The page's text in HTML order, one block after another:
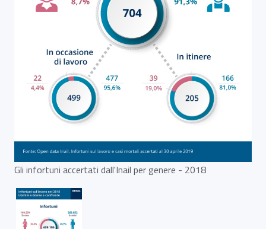
Gli infortuni accertati dall'Inail per genere - 2018